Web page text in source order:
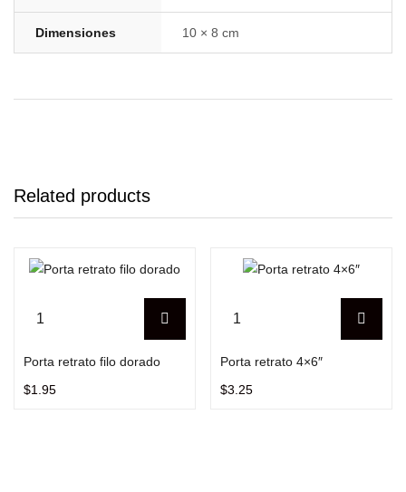
Dimensiones 10 × 8 cm
Related products
Porta retrato filo dorado
$1.95
Porta retrato 4×6″
$3.25